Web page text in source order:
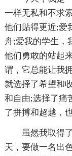
一样无私和不求
他们贴得更近;爱
舟;爱我的学生，
他们勇敢的站起
谓，它总能让我
就选择了希望和
和自由;选择了痛
了拼搏和超越，
虽然我取得
天，要做一名出